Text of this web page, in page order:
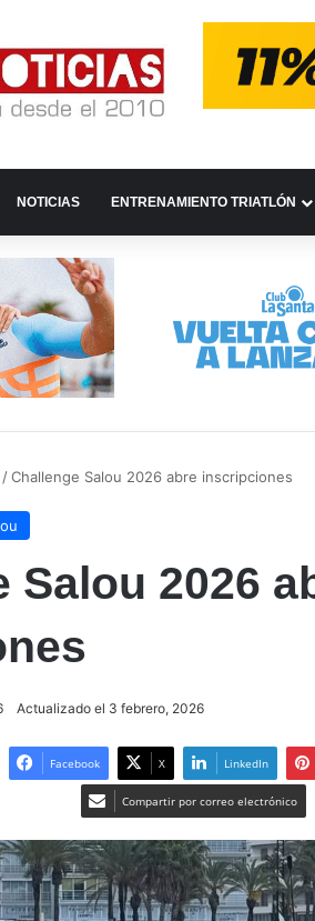
NOTICIAS ENTRENAMIENTO TRIATLÓN
/Challenge Salou 2026 abre inscripciones
Salou 2026
Actualizado el 3 febrero, 2026
Facebook X LinkedIn
Compartir por correo electrónico